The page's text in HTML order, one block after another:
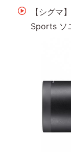
【シグ
Sports ソ